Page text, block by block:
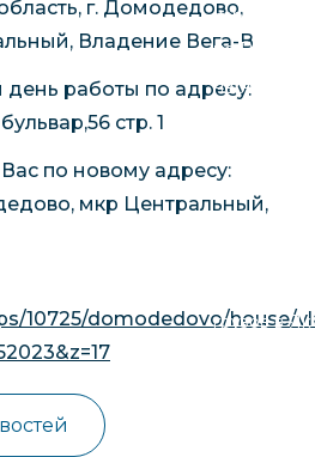
чартерных
по РФ
Заявка на
Якутия
перевозки
чартерных
в Якутию
грузов в
г. Домодедово,
Владение Вега-В
работы по адресу:
стр. 1
по новому адресу:
мкр Центральный,
10725/domodedovo/house/